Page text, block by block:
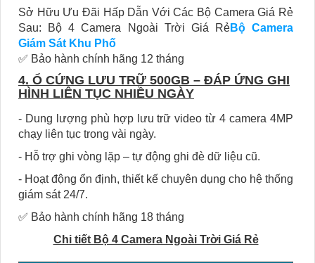
Sở Hữu Ưu Đãi Hấp Dẫn Với Các Bộ Camera Giá Rẻ
Sau: Bộ 4 Camera Ngoài Trời Giá RẻBộ Camera
Giám Sát Khu Phố
✅ Bảo hành chính hãng 12 tháng
4. Ổ CỨNG LƯU TRỮ 500GB – ĐÁP ỨNG GHI
HÌNH LIÊN TỤC NHIỀU NGÀY
- Dung lượng phù hợp lưu trữ video từ 4 camera 4MP
chạy liên tục trong vài ngày.
- Hỗ trợ ghi vòng lặp – tự động ghi đè dữ liệu cũ.
- Hoạt động ổn định, thiết kế chuyên dụng cho hệ thống
giám sát 24/7.
✅ Bảo hành chính hãng 18 tháng
Chi tiết Bộ 4 Camera Ngoài Trời Giá Rẻ